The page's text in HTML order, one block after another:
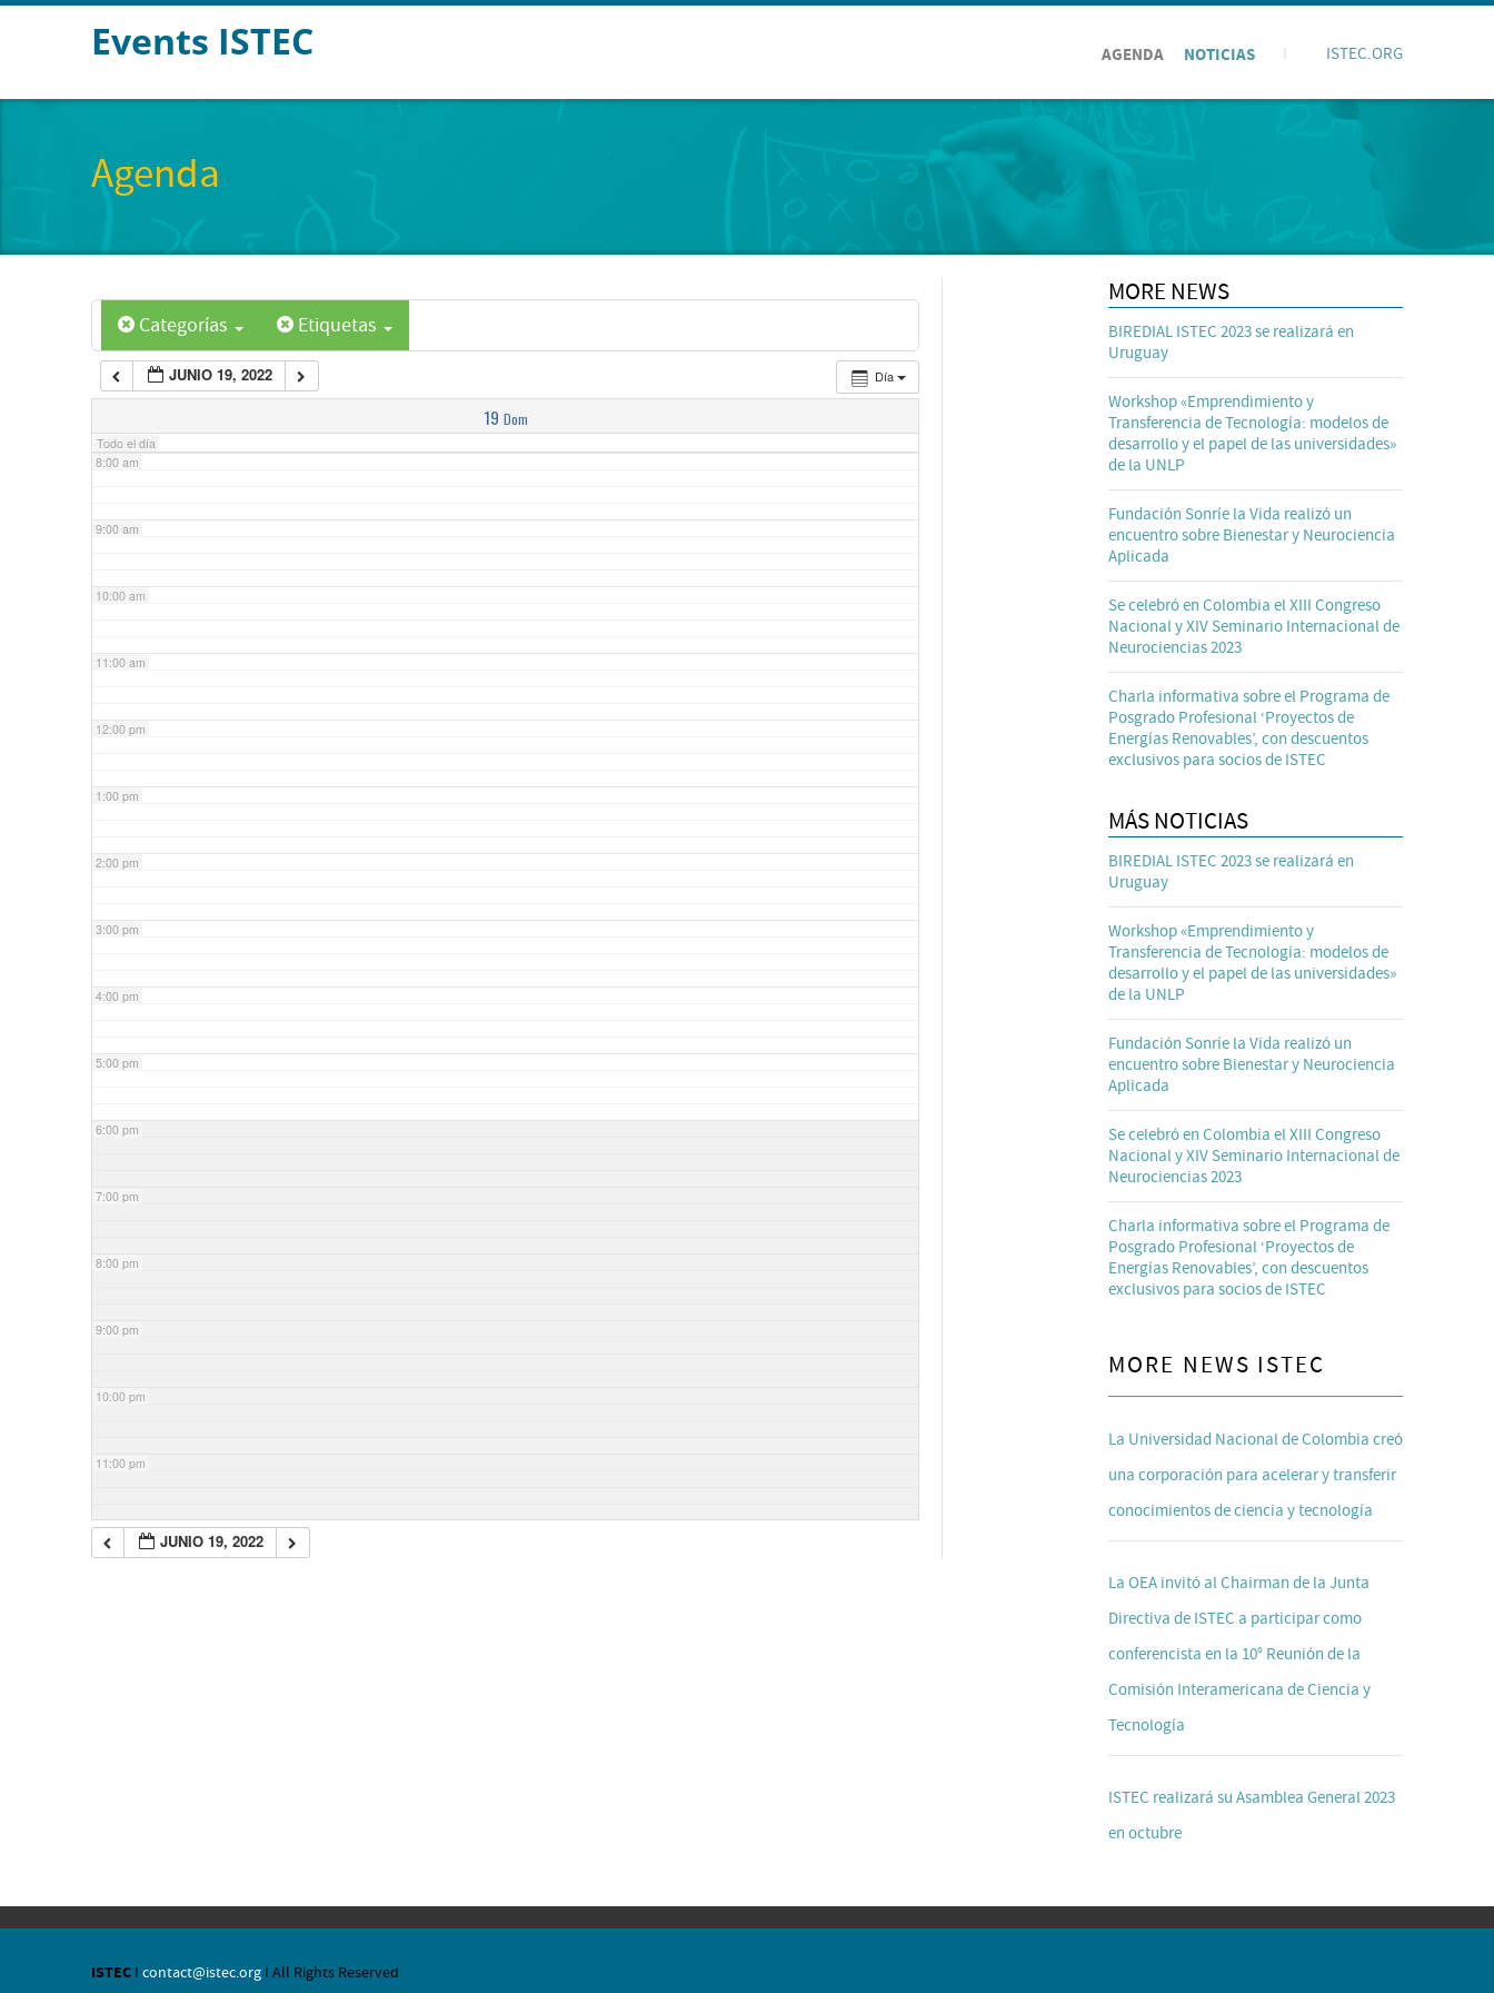
Events ISTEC AGENDA NOTICIAS ISTEC.ORG
Agenda
Categorías Etiquetas
Día
JUNIO 19, 2022
19 Dom
Todo el día
4:00 am
6:00 am
7:00 am
8:00 am
9:00 am
10:00 am
11:00 am
12:00 pm
1:00 pm
2:00 pm
3:00 pm
4:00 pm
5:00 pm
6:00 pm
7:00 pm
8:00 pm
9:00 pm
10:00 pm
11:00 pm
JUNIO 19, 2022
MORE NEWS
BIREDIAL ISTEC 2023 se realizará en
Uruguay
Workshop «Emprendimiento y
Transferencia de Tecnología: modelos de
desarrollo y el papel de las universidades»
de la UNLP
Fundación Sonríe la Vida realizó un
encuentro sobre Bienestar y Neurociencia
Aplicada
Se celebró en Colombia el XIII Congreso
Nacional y XIV Seminario Internacional de
Neurociencias 2023
Charla informativa sobre el Programa de
Posgrado Profesional ‘Proyectos de
Energías Renovables’, con descuentos
exclusivos para socios de ISTEC
MÁS NOTICIAS
BIREDIAL ISTEC 2023 se realizará en
Uruguay
Workshop «Emprendimiento y
Transferencia de Tecnología: modelos de
desarrollo y el papel de las universidades»
de la UNLP
Fundación Sonríe la Vida realizó un
encuentro sobre Bienestar y Neurociencia
Aplicada
Se celebró en Colombia el XIII Congreso
Nacional y XIV Seminario Internacional de
Neurociencias 2023
Charla informativa sobre el Programa de
Posgrado Profesional ‘Proyectos de
Energías Renovables’, con descuentos
exclusivos para socios de ISTEC
MORE NEWS ISTEC
La Universidad Nacional de Colombia creó
una corporación para acelerar y transferir
conocimientos de ciencia y tecnología
La OEA invitó al Chairman de la Junta
Directiva de ISTEC a participar como
conferencista en la 10° Reunión de la
Comisión Interamericana de Ciencia y
Tecnología
ISTEC realizará su Asamblea General 2023
en octubre
ISTEC I contact@istec.org I All Rights Reserved